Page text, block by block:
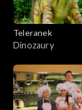
Teleranek
Dinozaury